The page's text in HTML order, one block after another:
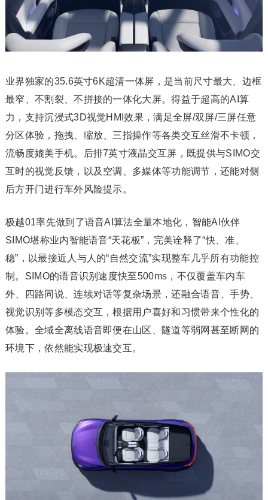
业界独家的35.6英寸6K超清一体屏，是当前尺寸最大、边框
最窄、不割裂、不拼接的一体化大屏。得益于超高的AI算
力，支持沉浸式3D视觉HMI效果，满足全屏/双屏/三屏任意
分区体验，拖拽、缩放、三指操作等各类交互丝滑不卡顿，
流畅度媲美手机。后排7英寸液晶交互屏，既提供与SIMO交
互时的视觉反馈，以及空调、多媒体等功能调节，还能对侧
后方开门进行车外风险提示。
极越01率先做到了语音AI算法全量本地化，智能AI伙伴
SIMO堪称业内智能语音“天花板”，完美诠释了“快、准、
稳”，以最接近人与人的“自然交流”实现整车几乎所有功能控
制。SIMO的语音识别速度快至500ms，不仅覆盖车内车
外、四路同说、连续对话等复杂场景，还融合语音、手势、
视觉识别等多模态交互，根据用户喜好和习惯带来个性化的
体验。全域全离线语音即便在山区、隧道等弱网甚至断网的
环境下，依然能实现极速交互。